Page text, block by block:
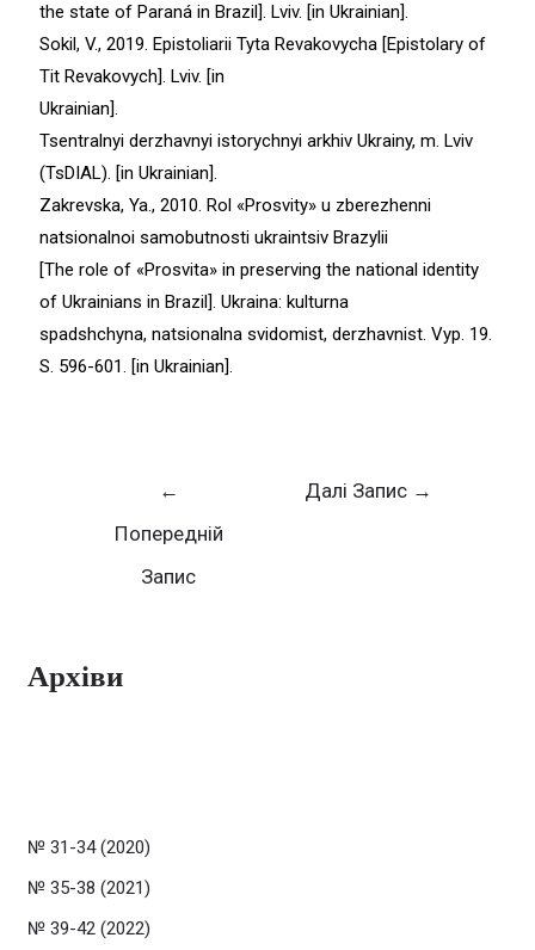
the state of Paraná in Brazil]. Lviv. [in Ukrainian].
Sokil, V., 2019. Epistoliarii Tyta Revakovycha [Epistolary of
Tit Revakovych]. Lviv. [in
Ukrainian].
Tsentralnyi derzhavnyi istorychnyi arkhiv Ukrainy, m. Lviv
(TsDIAL). [in Ukrainian].
Zakrevska, Ya., 2010. Rol «Prosvity» u zberezhenni
natsionalnoi samobutnosti ukraintsiv Brazylii
[The role of «Prosvita» in preserving the national identity
of Ukrainians in Brazil]. Ukraina: kulturna
spadshchyna, natsionalna svidomist, derzhavnist. Vyp. 19.
S. 596-601. [іn Ukrainian].
←
Попередній
Запис
Далі Запис →
Архіви
№ 31-34 (2020)
№ 35-38 (2021)
№ 39-42 (2022)